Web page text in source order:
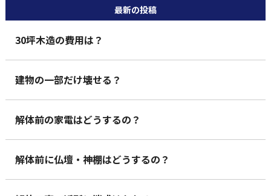
最新の投稿
30坪木造の費用は？
建物の一部だけ壊せる？
解体前の家電はどうするの？
解体前に仏壇・神棚はどうするの？